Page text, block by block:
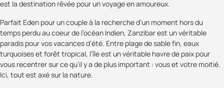
est la destination rêvée pour un voyage en amoureux.
Parfait Eden pour un couple à la recherche d’un moment hors du
temps perdu au coeur de l’océan Indien, Zanzibar est un véritable
paradis pour vos vacances d’été. Entre plage de sable fin, eaux
turquoises et forêt tropical, l’île est un véritable havre de paix pour
vous recentrer sur ce qu’il y a de plus important : vous et votre moitié.
Ici, tout est axé sur la nature.